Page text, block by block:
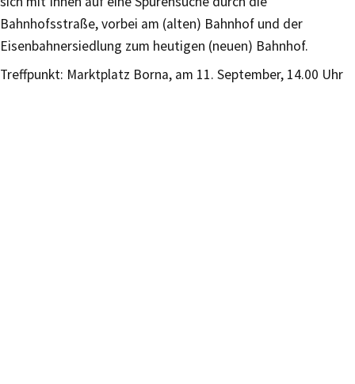
Bahnhofsstraße, vorbei am (alten) Bahnhof und der
Eisenbahnersiedlung zum heutigen (neuen) Bahnhof.
Treffpunkt: Marktplatz Borna, am 11. September, 14.00 Uhr